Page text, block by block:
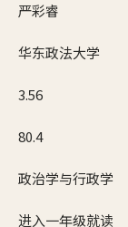
严彩睿
华东政法大学
3.56
80.4
政治学与行政学
进入一年级就读